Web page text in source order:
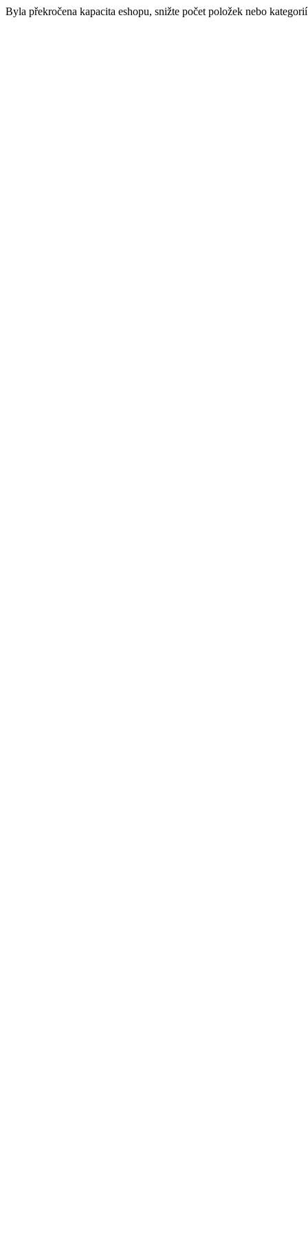
Byla překročena kapacita eshopu, snižte počet položek nebo